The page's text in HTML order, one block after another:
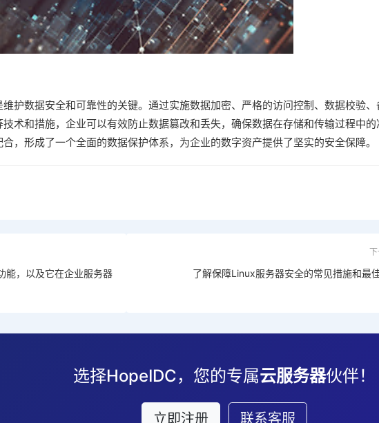
护数据安全和可靠性的关键。通过实施数据加密、严格的访问控制、数据校验、
术和措施，企业可以有效防止数据篡改和丢失，确保数据在存储和传输过程中的
，形成了一个全面的数据保护体系，为企业的数字资产提供了坚实的安全保障。
能，以及它在企业服务器
了解保障Linux服务器安全的常见措施和最
选择HopeIDC，您的专属云服务器伙伴！
立即注册 联系客服